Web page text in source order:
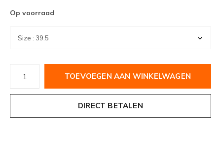
Op voorraad
TOEVOEGEN AAN WINKELWAGEN
DIRECT BETALEN